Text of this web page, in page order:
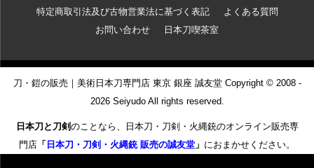
特定商取引法及び古物営業法に基づく表記
よくある質問
お問い合わせ
日本刀喫茶室
刀・鎧の販売｜美術日本刀専門店 東京 銀座 誠友堂 Copyright © 2008 -
2026 Seiyudo All rights reserved.
日本刀と刀剣のことなら、日本刀・刀剣・火縄銃のオンライン販売専
門店 「 日本刀・刀剣・火縄銃 販売の誠友堂 」 におまかせください。